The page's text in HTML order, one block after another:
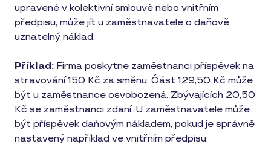
upravené v kolektivní smlouvě nebo vnitřním
předpisu, může jít u zaměstnavatele o daňově
uznatelný náklad.
Příklad: Firma poskytne zaměstnanci příspěvek na
stravování 150 Kč za směnu. Část 129,50 Kč může
být u zaměstnance osvobozená. Zbývajících 20,50
Kč se zaměstnanci zdaní. U zaměstnavatele může
být příspěvek daňovým nákladem, pokud je správně
nastavený například ve vnitřním předpisu.